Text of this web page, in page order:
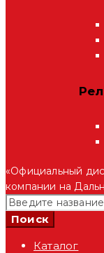
«Официальный
компании на
Каталог